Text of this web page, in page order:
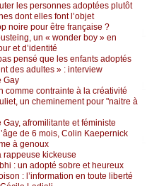
les personnes adoptées plutôt
dont elles font l’objet
noire pour être française ?
un « wonder boy » en
et d’identité
pensé que les enfants adoptés
des adultes » : interview
Gay
comme contrainte à la créativité
un cheminement pour "naitre à
Gay, afromilitante et féministe
de 6 mois, Colin Kaepernick
à genoux
rappeuse kickeuse
: un adopté sobre et heureux
: l’information en toute liberté